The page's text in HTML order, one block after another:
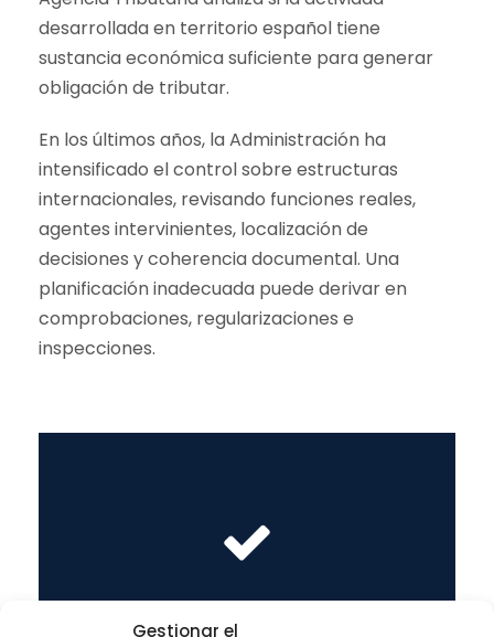
Gestionar el
desarrollada en territorio español tiene
sustancia económica suficiente para generar
obligación de tributar.
En los últimos años, la Administración ha
intensificado el control sobre estructuras
internacionales, revisando funciones reales,
agentes intervinientes, localización de
decisiones y coherencia documental. Una
planificación inadecuada puede derivar en
comprobaciones, regularizaciones e
inspecciones.